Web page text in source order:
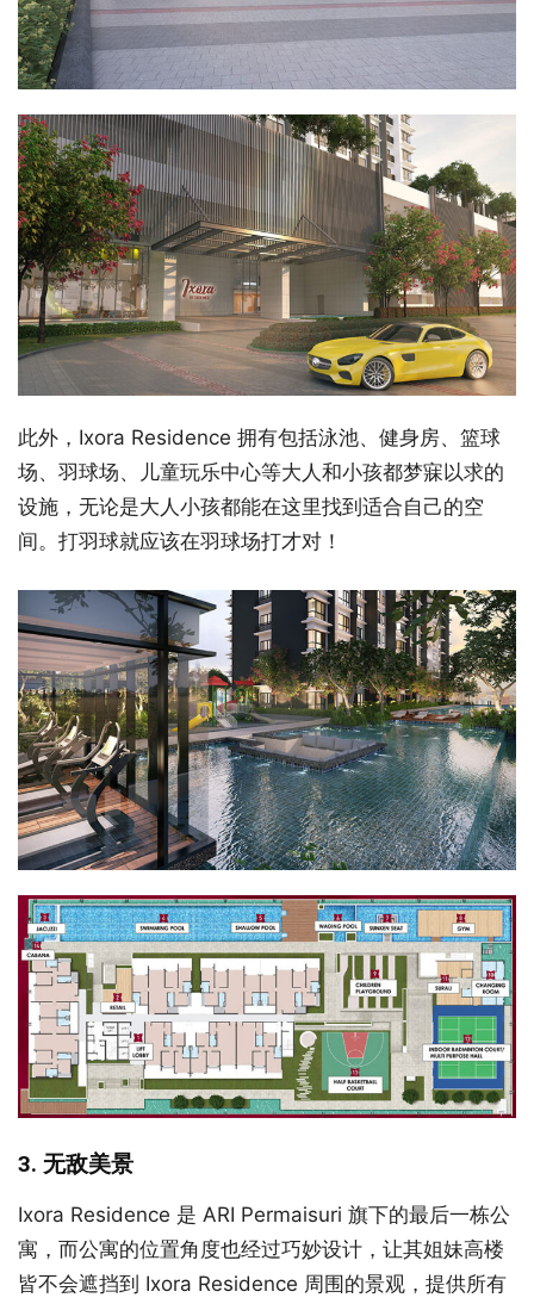
此外，Ixora Residence 拥有包括泳池、健身房、篮球
场、羽球场、儿童玩乐中心等大人和小孩都梦寐以求的
设施，无论是大人小孩都能在这里找到适合自己的空
间。打羽球就应该在羽球场打才对！
3. 无敌美景
Ixora Residence 是 ARI Permaisuri 旗下的最后一栋公
寓，而公寓的位置角度也经过巧妙设计，让其姐妹高楼
皆不会遮挡到 Ixora Residence 周围的景观，提供所有